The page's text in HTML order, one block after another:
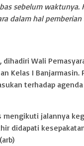
sebelum waktunya.
dalam hal
dihadiri Wali
Kelas I Banjarmasin.
terhadap
jalannya
didapati